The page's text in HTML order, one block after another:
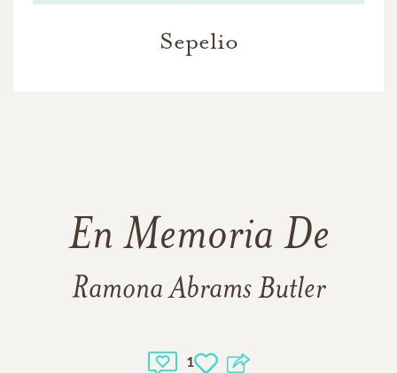
Sepelio
En Memoria De
Ramona Abrams Butler
1